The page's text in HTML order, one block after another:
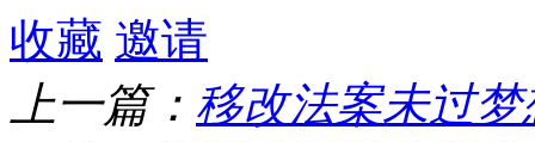
收藏 邀请
上一篇： 移改法案未过